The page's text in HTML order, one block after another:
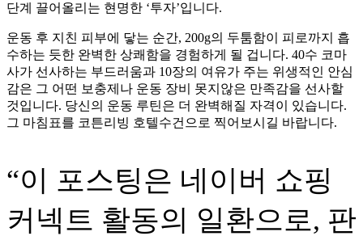
단계 끌어올리는 현명한 ‘투자’입니다.
운동 후 지친 피부에 닿는 순간, 200g의 두툼함이 피로까지 흡
수하는 듯한 완벽한 상쾌함을 경험하게 될 겁니다. 40수 코마
사가 선사하는 부드러움과 10장의 여유가 주는 위생적인 안심
감은 그 어떤 보충제나 운동 장비 못지않은 만족감을 선사할
것입니다. 당신의 운동 루틴은 더 완벽해질 자격이 있습니다.
그 마침표를 코튼리빙 호텔수건으로 찍어보시길 바랍니다.
“이 포스팅은 네이버 쇼핑
커넥트 활동의 일환으로, 판